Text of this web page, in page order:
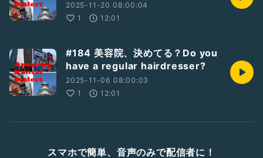
2025-11-20 08:00:04
1
12:01
#184 美容院、決めてる？Do you
have a regular hairdresser?
2025-11-06 08:00:03
1
12:01
スマホで簡単、音声のみで配信者に！